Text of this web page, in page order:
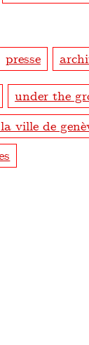
presse
under the
ville de